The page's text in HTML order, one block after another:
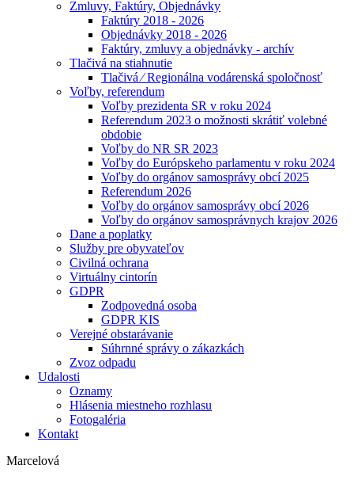
Zmluvy, Faktúry, Objednávky
Faktúry 2018 - 2026
Objednávky 2018 - 2026
Faktúry, zmluvy a objednávky - archív
Tlačivá na stiahnutie
Tlačivá ⁄ Regionálna vodárenská spoločnosť
Voľby, referendum
Voľby prezidenta SR v roku 2024
Referendum 2023 o možnosti skrátiť volebné
obdobie
Voľby do NR SR 2023
Voľby do Európskeho parlamentu v roku 2024
Voľby do orgánov samosprávy obcí 2025
Referendum 2026
Voľby do orgánov samosprávy obcí 2026
Voľby do orgánov samosprávnych krajov 2026
Dane a poplatky
Služby pre obyvateľov
Civilná ochrana
Virtuálny cintorín
GDPR
Zodpovedná osoba
GDPR KIS
Verejné obstarávanie
Súhrnné správy o zákazkách
Zvoz odpadu
Udalosti
Oznamy
Hlásenia miestneho rozhlasu
Fotogaléria
Kontakt
Marcelová